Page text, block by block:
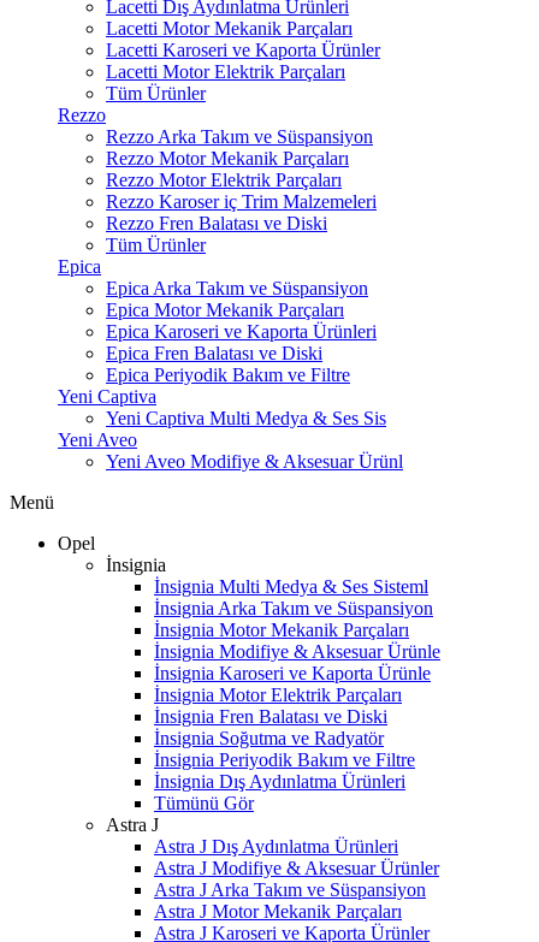
Lacetti Dış Aydınlatma Ürünleri
Lacetti Motor Mekanik Parçaları
Lacetti Karoseri ve Kaporta Ürünler
Lacetti Motor Elektrik Parçaları
Tüm Ürünler
Rezzo
Rezzo Arka Takım ve Süspansiyon
Rezzo Motor Mekanik Parçaları
Rezzo Motor Elektrik Parçaları
Rezzo Karoser iç Trim Malzemeleri
Rezzo Fren Balatası ve Diski
Tüm Ürünler
Epica
Epica Arka Takım ve Süspansiyon
Epica Motor Mekanik Parçaları
Epica Karoseri ve Kaporta Ürünleri
Epica Fren Balatası ve Diski
Epica Periyodik Bakım ve Filtre
Yeni Captiva
Yeni Captiva Multi Medya & Ses Sis
Yeni Aveo
Yeni Aveo Modifiye & Aksesuar Ürünl
Menü
Opel
İnsignia
İnsignia Multi Medya & Ses Sisteml
İnsignia Arka Takım ve Süspansiyon
İnsignia Motor Mekanik Parçaları
İnsignia Modifiye & Aksesuar Ürünle
İnsignia Karoseri ve Kaporta Ürünle
İnsignia Motor Elektrik Parçaları
İnsignia Fren Balatası ve Diski
İnsignia Soğutma ve Radyatör
İnsignia Periyodik Bakım ve Filtre
İnsignia Dış Aydınlatma Ürünleri
Tümünü Gör
Astra J
Astra J Dış Aydınlatma Ürünleri
Astra J Modifiye & Aksesuar Ürünler
Astra J Arka Takım ve Süspansiyon
Astra J Motor Mekanik Parçaları
Astra J Karoseri ve Kaporta Ürünler